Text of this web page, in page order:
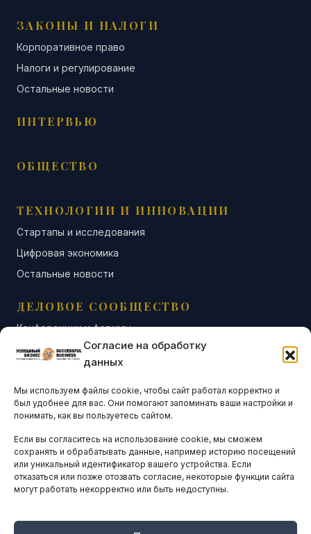
Согласие на обработку
данных
Мы используем файлы cookie, чтобы сайт работал корректно и
был удобнее для вас. Они помогают запоминать ваши настройки и
понимать, как вы пользуетесь сайтом.
Если вы согласитесь на использование cookie, мы сможем
сохранять и обрабатывать данные, например историю посещений
или уникальный идентификатор вашего устройства. Если
отказаться или позже отозвать согласие, некоторые функции сайта
могут работать некорректно или быть недоступны.
ЗАКОНЫ И НАЛОГИ
Корпоративное право
Налоги и регулирование
Остальные новости
ИНТЕРВЬЮ
ОБЩЕСТВО
ТЕХНОЛОГИИ И ИННОВАЦИИ
Стартапы и исследования
Цифровая экономика
Остальные новости
ДЕЛОВОЕ СООБЩЕСТВО
Конференции и форумы
Бизнес-клубы и ассоциации
Остальные новости
АНАЛИТИКА И СТАТИСТИКА
ARTICLES IN ENGLISH
НАВИГАЦИЯ